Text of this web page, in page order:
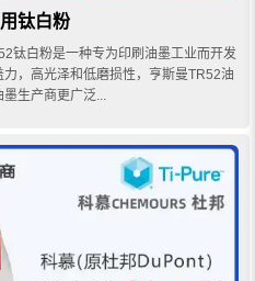
钛白粉
钛白粉是一种专为印刷油墨工业而开发
，高光泽和低磨损性，亨斯曼TR52油
生产商更广泛...